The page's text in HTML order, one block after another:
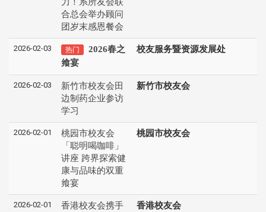
合总会举办顾问
团岁末感恩餐会
2026-02-03 热门
2026春之
飨宴
校友服务暨资源发展处
2026-02-03
新竹市校友会田
边制药企业参访
学习
新竹市校友会
2026-02-01
桃园市校友会
「聪明喝咖啡」
讲座 跨界探索健
康与品味的双重
飨宴
桃园市校友会
2026-02-01
香港校友会携手
香港校友会